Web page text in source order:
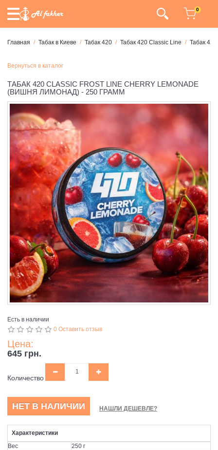
0
Главная Табак в Киеве Табак 420 Табак 420 Classic Line Табак
Вернуться в каталог
ТАБАК 420 CLASSIC FROST LINE CHERRY LEMONADE
(ВИШНЯ ЛИМОНАД) - 250 ГРАММ
Есть в наличии
0 Оставить отзыв
Цена:
645 грн.
Количество
НЕТ В НАЛИЧИИ НАШЛИ ДЕШЕВЛЕ?
Характеристики
Вес
250 г